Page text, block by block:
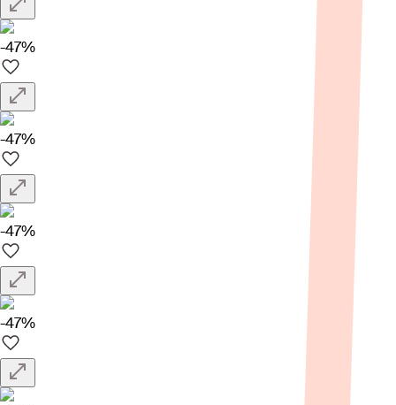
-47%
-47%
-47%
-47%